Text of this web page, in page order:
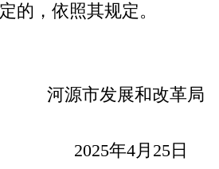
的，依照其规定。
河源市发展和改革局
2025年4月 25 日